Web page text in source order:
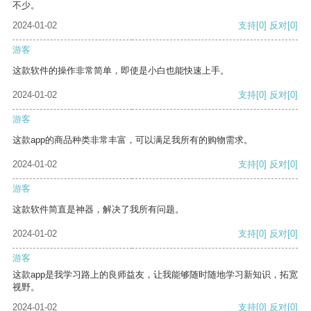
不少。
2024-01-02
支持[0] 反对[0]
游客
这款软件的操作非常简单，即使是小白也能快速上手。
2024-01-02 支持[0] 反对[0]
游客
这款app的商品种类非常丰富，可以满足我所有的购物需求。
2024-01-02 支持[0] 反对[0]
游客
这款软件简直是神器，解决了我所有问题。
2024-01-02 支持[0] 反对[0]
游客
这款app是我学习路上的良师益友，让我能够随时随地学习新知识，拓宽
视野。
2024-01-02
支持[0] 反对[0]